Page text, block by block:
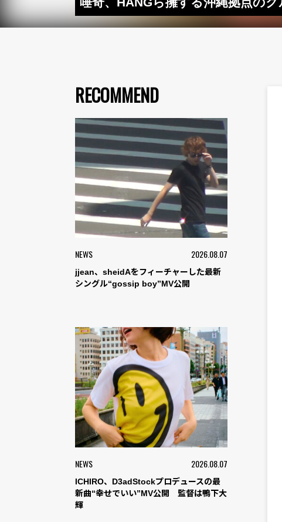
RECOMMEND
NEWS 2026.08.07
jjean、sheidAをフィーチャーした最新
シングル“gossip boy”MV公開
NEWS 2026.08.07
ICHIRO、D3adStockプロデュースの最
新曲“幸せでいい”MV公開 監督は鴨下大
輝